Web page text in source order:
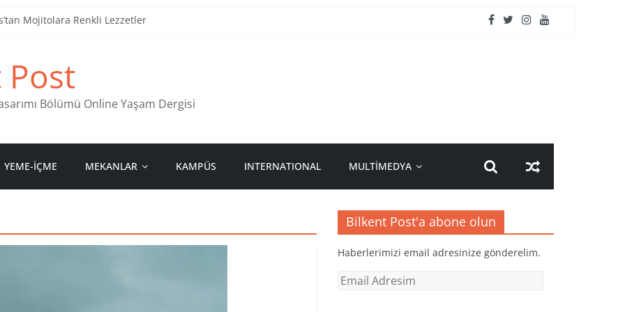
Mojitolara Renkli Lezzetler
Stamps in Ankara
Bölümü Online Yaşam Dergisi
YEME-İÇME MEKANLAR KAMPÜS INTERNATIONAL MULTİMEDYA
Bilkent Post'a abone olun
Haberlerimizi email adresinize gönderelim.
Email